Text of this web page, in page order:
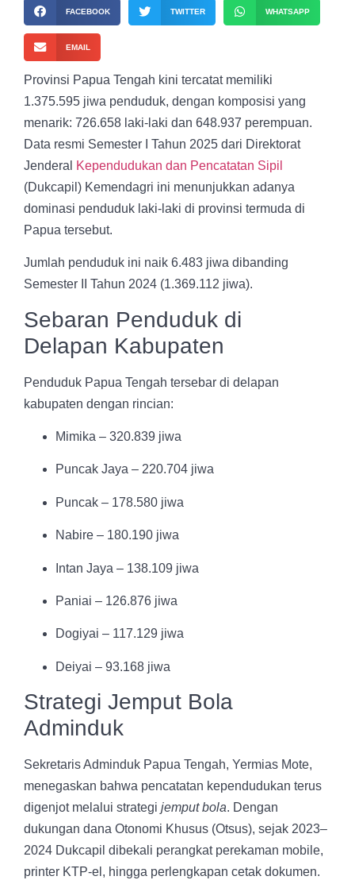
FACEBOOK TWITTER WHATSAPP
EMAIL
Provinsi Papua Tengah kini tercatat memiliki
1.375.595 jiwa penduduk, dengan komposisi yang
menarik: 726.658 laki-laki dan 648.937 perempuan.
Data resmi Semester I Tahun 2025 dari Direktorat
Jenderal
Kependudukan dan Pencatatan Sipil
(Dukcapil) Kemendagri ini menunjukkan adanya
dominasi penduduk laki-laki di provinsi termuda di
Papua tersebut.
Jumlah penduduk ini naik 6.483 jiwa dibanding
Semester II Tahun 2024 (1.369.112 jiwa).
Sebaran Penduduk di
Delapan Kabupaten
Penduduk Papua Tengah tersebar di delapan
kabupaten dengan rincian:
Mimika – 320.839 jiwa
Puncak Jaya – 220.704 jiwa
Puncak – 178.580 jiwa
Nabire – 180.190 jiwa
Intan Jaya – 138.109 jiwa
Paniai – 126.876 jiwa
Dogiyai – 117.129 jiwa
Deiyai – 93.168 jiwa
Strategi Jemput Bola
Adminduk
Sekretaris Adminduk Papua Tengah, Yermias Mote,
menegaskan bahwa pencatatan kependudukan terus
digenjot melalui strategi jemput bola. Dengan
dukungan dana Otonomi Khusus (Otsus), sejak 2023–
2024 Dukcapil dibekali perangkat perekaman mobile,
printer KTP-el, hingga perlengkapan cetak dokumen.